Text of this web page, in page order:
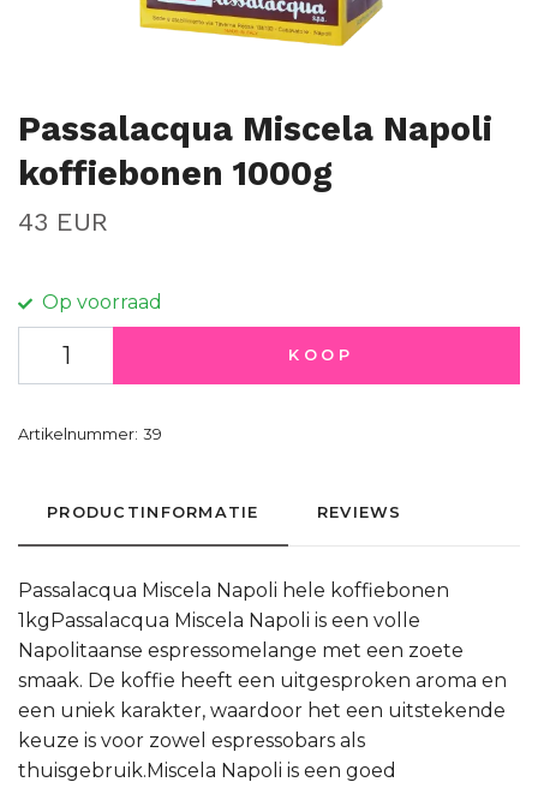
Passalacqua Miscela Napoli
koffiebonen 1000g
43 EUR
Op voorraad
KOOP
Artikelnummer: 39
PRODUCTINFORMATIE REVIEWS
Passalacqua Miscela Napoli hele koffiebonen
1kgPassalacqua Miscela Napoli is een volle
Napolitaanse espressomelange met een zoete
smaak. De koffie heeft een uitgesproken aroma en
een uniek karakter, waardoor het een uitstekende
keuze is voor zowel espressobars als
thuisgebruik.Miscela Napoli is een goed